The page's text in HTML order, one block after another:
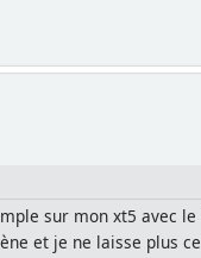
sur mon xt5 avec le
et je ne laisse plus